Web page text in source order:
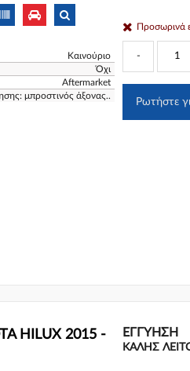
Καινούριο
Όχι
Aftermarket
μπροστινός άξονας..
Προσωρινά
-
Ρωτήστε
HILUX 2015 -
ΕΓΓΎΗΣΗ
ΚΑΛΗΣ